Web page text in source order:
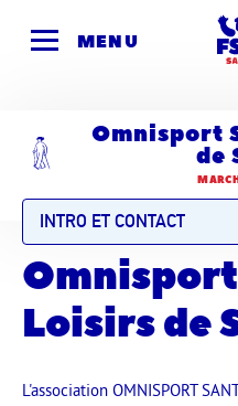
MENU
Omnisport
de
INTRO ET CONTACT
Loisirs de
L'association OMNISPORT